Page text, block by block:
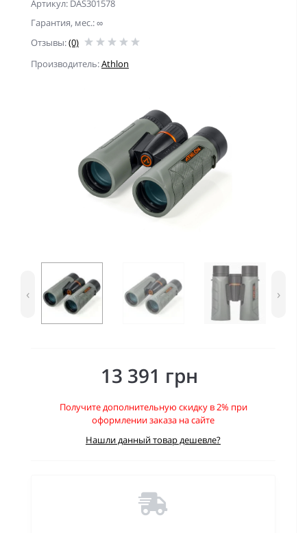
Артикул: DAS301578
Гарантия, мес.: ∞
Отзывы:(0)
Производитель:Athlon
‹ ›
13 391 грн
Получите дополнительную скидку в 2% при
оформлении заказа на сайте
Нашли данный товар дешевле?